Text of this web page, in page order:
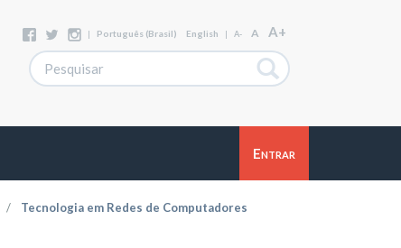
| Português (Brasil) English | A- A A+
Entrar
Tecnologia em Redes de Computadores